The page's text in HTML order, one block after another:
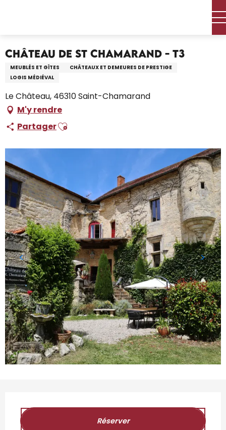
Château de St Chamarand - T3
MEUBLÉS ET GÎTES
CHÂTEAUX ET DEMEURES DE PRESTIGE
LOGIS MÉDIÉVAL
Le Château, 46310 Saint-Chamarand
M'y rendre
PartagerAjouter aux favoris
Réserver